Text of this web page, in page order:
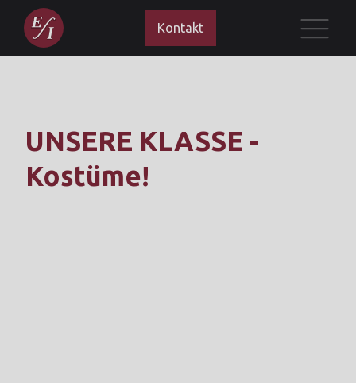
Kontakt
UNSERE KLASSE -
Kostüme!